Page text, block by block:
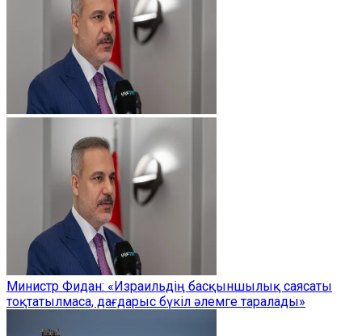
Министр Фидан: «Израильдің басқыншылық саясаты
тоқтатылмаса, дағдарыс бүкіл әлемге таралады»